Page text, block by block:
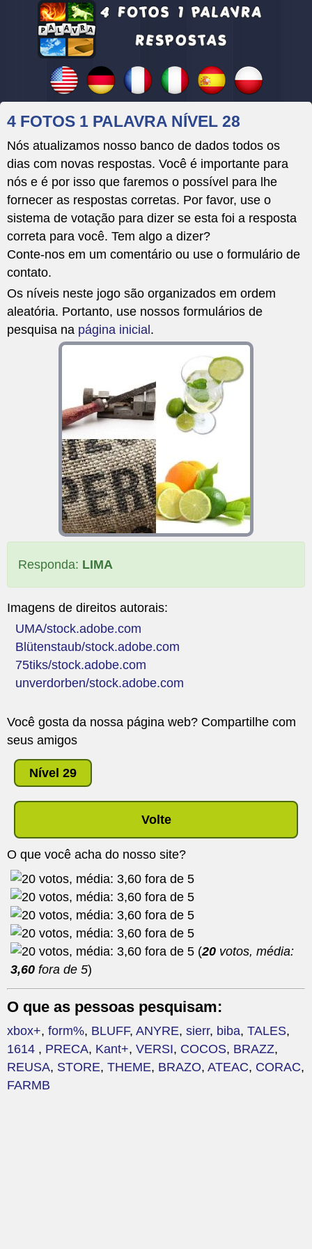
4 FOTOS 1 PALAVRA NÍVEL 28
Nós atualizamos nosso banco de dados todos os
dias com novas respostas. Você é importante para
nós e é por isso que faremos o possível para lhe
fornecer as respostas corretas. Por favor, use o
sistema de votação para dizer se esta foi a resposta
correta para você. Tem algo a dizer?
Conte-nos em um comentário ou use o formulário de
contato.
Os níveis neste jogo são organizados em ordem
aleatória. Portanto, use nossos formulários de
pesquisa na página inicial.
Responda: LIMA
Imagens de direitos autorais:
UMA/stock.adobe.com
Blütenstaub/stock.adobe.com
75tiks/stock.adobe.com
unverdorben/stock.adobe.com
Você gosta da nossa página web? Compartilhe com
seus amigos
Nível 29
Volte
O que você acha do nosso site?
(20 votos, média:
3,60 fora de 5)
O que as pessoas pesquisam:
xbox+, form%, BLUFF, ANYRE, sierr, biba, TALES,
1614 , PRECA, Kant+, VERSI, COCOS, BRAZZ,
REUSA, STORE, THEME, BRAZO, ATEAC, CORAC,
FARMB